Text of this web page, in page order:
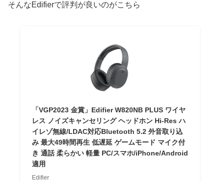
そんなEdifierで評判が良いのがこちら
「VGP2023 金賞」Edifier W820NB PLUS ワイヤ
レス ノイズキャンセリング ヘッドホン Hi-Res ハ
イレゾ無線/LDAC対応Bluetooth 5.2 外音取り込
み 最大49時間再生 低遅延 ゲームモード マイク付
き 通話 柔らかい 軽量 PC/スマホ/iPhone/Android
適用
Edifier